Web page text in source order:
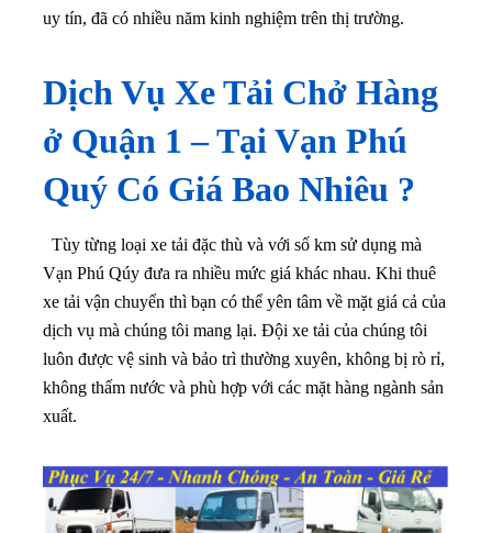
uy tín, đã có nhiều năm kinh nghiệm trên thị trường.
Dịch Vụ Xe Tải Chở Hàng
ở Quận 1 – Tại Vạn Phú
Quý Có Giá Bao Nhiêu ?
Tùy từng loại xe tải đặc thù và với số km sử dụng mà
Vạn Phú Qúy đưa ra nhiều mức giá khác nhau. Khi thuê
xe tải vận chuyển thì bạn có thể yên tâm về mặt giá cả của
dịch vụ mà chúng tôi mang lại. Đội xe tải của chúng tôi
luôn được vệ sinh và bảo trì thường xuyên, không bị rò rỉ,
không thấm nước và phù hợp với các mặt hàng ngành sản
xuất.